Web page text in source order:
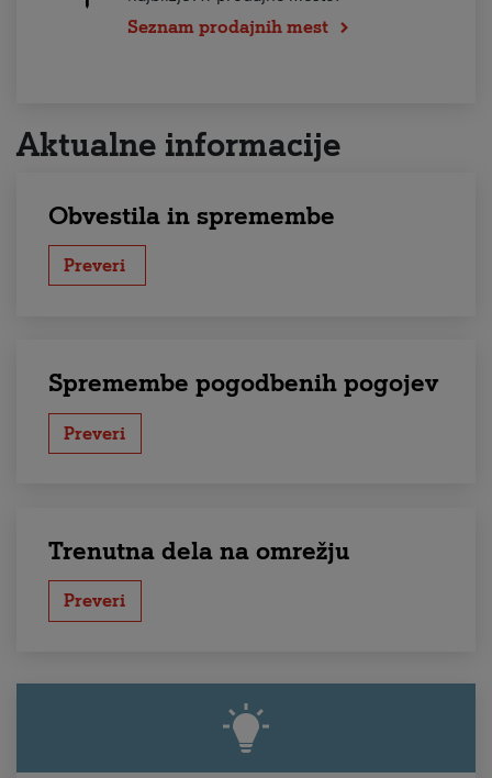
Seznam prodajnih mest
Aktualne informacije
Obvestila in spremembe
Preveri
Spremembe pogodbenih pogojev
Preveri
Trenutna dela na omrežju
Preveri